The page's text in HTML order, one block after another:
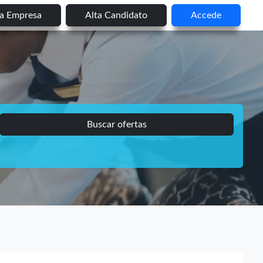
Empresa Alta Candidato Accede
Buscar ofertas